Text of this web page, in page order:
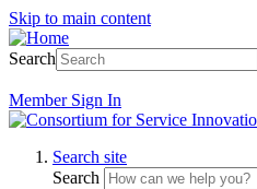
Skip to main content
Search
Member Sign In
Search site
Search